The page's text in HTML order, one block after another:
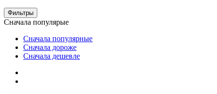
Фильтры
Сначала популярые
Сначала популярные
Сначала дороже
Сначала дешевле